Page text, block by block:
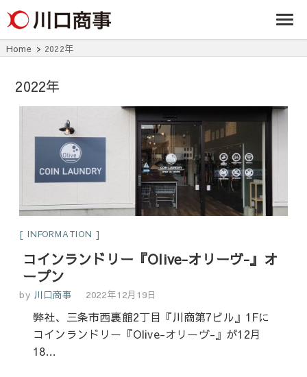
事株式
会社
アパート・マンシ
ョン・マンショ
ン・店舗・事務所
は川口商事株式会
Home 2022年
2022年
INFORMATION
コインランドリー『Olive-オリーヴ-』オ
ープン
by 川口商事 2022年12月19日
弊社、三条市西裏館2丁目『川商第7ビル』1Fに
コインランドリー『Olive-オリーヴ-』が12月
18…